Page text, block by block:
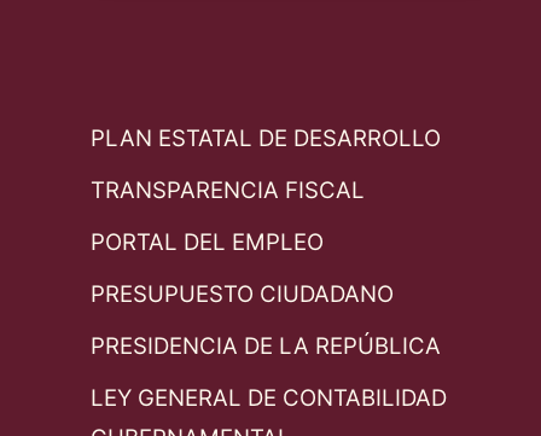
PLAN ESTATAL DE DESARROLLO
TRANSPARENCIA FISCAL
PORTAL DEL EMPLEO
PRESUPUESTO CIUDADANO
PRESIDENCIA DE LA REPÚBLICA
LEY GENERAL DE CONTABILIDAD